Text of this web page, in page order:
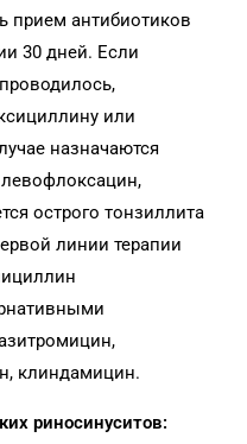
прием антибиотиков
30 дней. Если
или
назначаются
острого тонзиллита
линии терапии
клиндамицин.
риносинуситов: